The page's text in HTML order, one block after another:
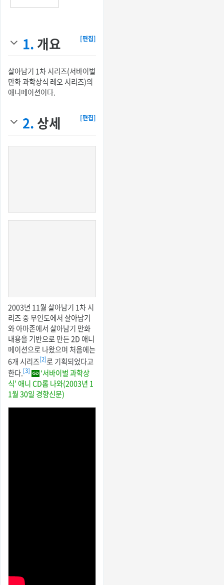
1. 개요 [편집]
살아남기 1차 시리즈(서바이벌
만화 과학상식 레오 시리즈)의
애니메이션이다.
2. 상세 [편집]
2003년 11월 살아남기 1차 시
리즈 중 무인도에서 살아남기
와 아마존에서 살아남기 만화
내용을 기반으로 만든 2D 애니
메이션으로 나왔으며 처음에는
6개 시리즈[2]로 기획되었다고
한다.[3]
‘서바이벌 과학상
식’ 애니 CD롬 나와(2003년 1
1월 30일 경향신문)